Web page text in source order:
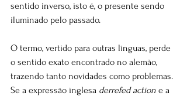
sentido inverso, isto é, o presente sendo
iluminado pelo passado.
O termo, vertido para outras línguas, perde
o sentido exato encontrado no alemão,
trazendo tanto novidades como problemas.
Se a expressão inglesa derrefed action e a